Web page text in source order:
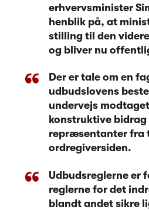
erhvervsminister
henblik på, at
stilling til den
og bliver nu
Der er tale om en
udbudslovens
undervejs
konstruktive bidrag
repræsentanter fra
ordregiversiden.
Udbudsreglerne er
reglerne for det
blandt andet sikre